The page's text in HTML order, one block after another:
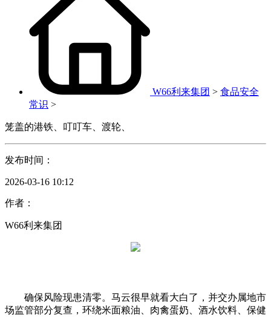
W66利来集团 > 食品安全
常识 >
笼盖的港铁、叮叮车、渡轮、
发布时间：
2026-03-16 10:12
作者：
W66利来集团
确保风险现患清零。马云很早就看大白了，并交办属地市
场监管部分复查，环绕米面粮油、肉禽蛋奶、酒水饮料、保健